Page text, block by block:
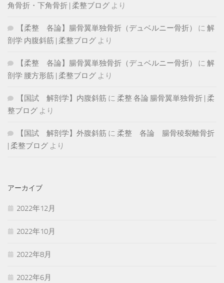
角骨折・下角骨折 | 柔整ブログ より
【柔整 各論】腸骨翼単独骨折（デュベルニー骨折） に 解
剖学 内腹斜筋 | 柔整ブログ より
【柔整 各論】腸骨翼単独骨折（デュベルニー骨折） に 解
剖学 腰方形筋 | 柔整ブログ より
【国試 解剖学】内腹斜筋 に 柔整 各論 腸骨翼単独骨折 | 柔
整ブログ より
【国試 解剖学】外腹斜筋 に 柔整 各論 腸骨稜裂離骨折
| 柔整ブログ より
アーカイブ
2022年12月
2022年10月
2022年8月
2022年6月